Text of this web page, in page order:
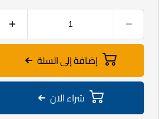
إضافة إلى السلة
شراء الان